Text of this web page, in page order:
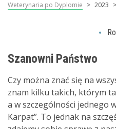
Weterynaria po Dyplomie 2023
Szanowni Państwo
Czy można znać się na
znam kilku takich, którym
a w szczególności jednego
Karpat”. To jednak na